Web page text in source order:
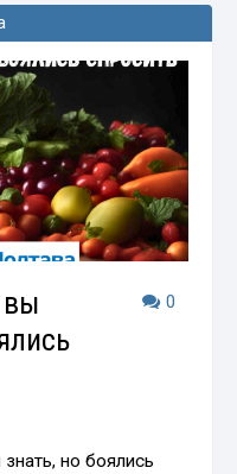
0
вы
но боялись